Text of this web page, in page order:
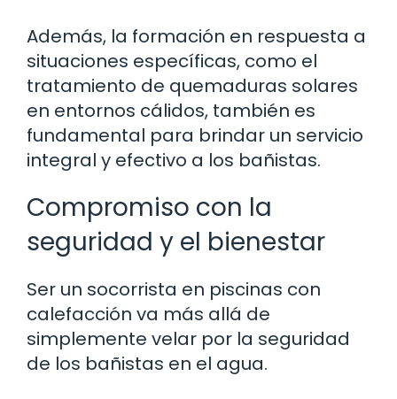
Además, la formación en respuesta a
situaciones específicas, como el
tratamiento de quemaduras solares
en entornos cálidos, también es
fundamental para brindar un servicio
integral y efectivo a los bañistas.
Compromiso con la
seguridad y el bienestar
Ser un socorrista en piscinas con
calefacción va más allá de
simplemente velar por la seguridad
de los bañistas en el agua.